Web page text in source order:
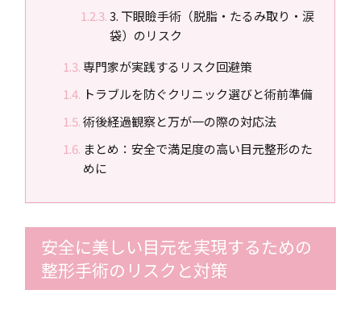
3. 下眼瞼手術（脱脂・たるみ取り・涙
袋）のリスク
専門家が実践するリスク回避策
トラブルを防ぐクリニック選びと術前準備
術後経過観察と万が一の際の対応法
まとめ：安全で満足度の高い目元整形のた
めに
安全に美しい目元を実現するための
整形手術のリスクと対策